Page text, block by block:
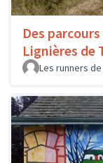
Des
Lignières de
Les runners